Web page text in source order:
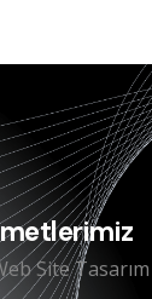
Site Tasarım